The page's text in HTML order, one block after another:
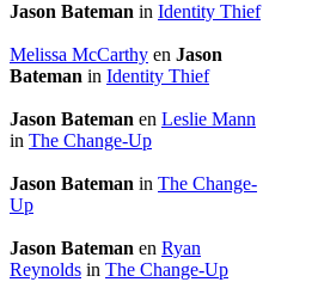
Jason Bateman in Identity Thief
Melissa McCarthy en Jason
Bateman in Identity Thief
Jason Bateman en Leslie Mann
in The Change-Up
Jason Bateman in The Change-
Up
Jason Bateman en Ryan
Reynolds in The Change-Up